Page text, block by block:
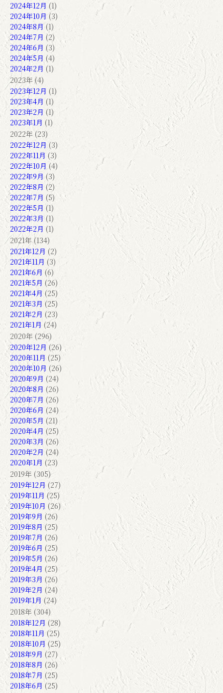
2024年12月 (1)
2024年10月 (3)
2024年8月 (1)
2024年7月 (2)
2024年6月 (3)
2024年5月 (4)
2024年2月 (1)
2023年 (4)
2023年12月 (1)
2023年4月 (1)
2023年2月 (1)
2023年1月 (1)
2022年 (23)
2022年12月 (3)
2022年11月 (3)
2022年10月 (4)
2022年9月 (3)
2022年8月 (2)
2022年7月 (5)
2022年5月 (1)
2022年3月(1)
2022年2月 (1)
2021年 (134)
2021年12月 (2)
2021年11月 (3)
2021年6月 (6)
2021年5月 (26)
2021年4月 (25)
2021年3月 (25)
2021年2月 (23)
2021年1月 (24)
2020年 (296)
2020年12月 (26)
2020年11月(25)
2020年10月 (26)
2020年9月 (24)
2020年8月 (26)
2020年7月 (26)
2020年6月 (24)
2020年5月 (21)
2020年4月 (25)
2020年3月 (26)
2020年2月 (24)
2020年1月 (23)
2019年 (305)
2019年12月 (27)
2019年11月 (25)
2019年10月 (26)
2019年9月 (26)
2019年8月 (25)
2019年7月 (26)
2019年6月 (25)
2019年5月 (26)
2019年4月 (25)
2019年3月 (26)
2019年2月 (24)
2019年1月 (24)
2018年 (304)
2018年12月 (28)
2018年11月 (25)
2018年10月 (25)
2018年9月 (27)
2018年8月 (26)
2018年7月 (25)
2018年6月 (25)